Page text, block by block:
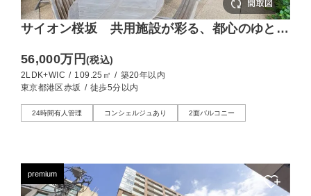
サイオン桜坂 共用施設が彩る、都心のゆとり
56,000万円(税込)
2LDK+WIC / 109.25㎡ / 築20年以内
東京都港区赤坂 / 徒歩5分以内
24時間有人管理 コンシェルジュあり 2面バルコニー
premium